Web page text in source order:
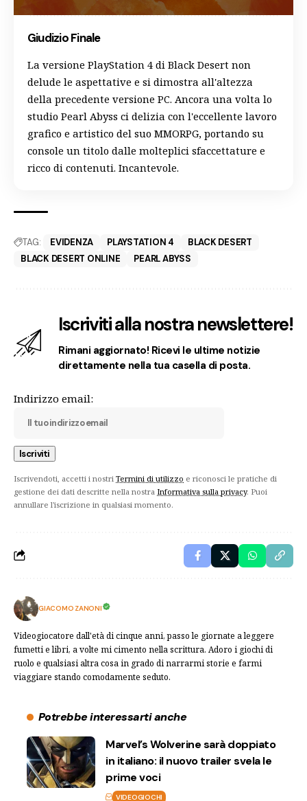
Giudizio Finale
La versione PlayStation 4 di Black Desert non
delude le aspettative e si dimostra all'altezza
della precedente versione PC. Ancora una volta lo
studio Pearl Abyss ci delizia con l'eccellente lavoro
grafico e artistico del suo MMORPG, portando su
console un titolo dalle molteplici sfaccettature e
ricco di contenuti. Incantevole.
TAG: EVIDENZA PLAYSTATION 4
BLACK DESERT
BLACK DESERT ONLINE
PEARL ABYSS
Iscriviti alla nostra newslettere!
Rimani aggiornato! Ricevi le ultime notizie
direttamente nella tua casella di posta.
Indirizzo email:
Iscrivendoti, accetti i nostri Termini di utilizzo e riconosci le pratiche di
gestione dei dati descritte nella nostra Informativa sulla privacy. Puoi
annullare l'iscrizione in qualsiasi momento.
GIACOMO ZANONI
Videogiocatore dall'età di cinque anni, passo le giornate a leggere
fumetti e libri, a volte mi cimento nella scrittura. Adoro i giochi di
ruolo e qualsiasi altra cosa in grado di narrarmi storie e farmi
viaggiare stando comodamente seduto.
Potrebbe interessarti anche
Marvel’s Wolverine sarà doppiato
in italiano: il nuovo trailer svela le
prime voci
VIDEOGIOCHI